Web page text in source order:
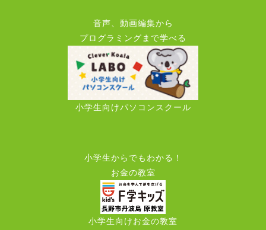
音声、動画編集から
プログラミングまで学べる
小学生向けパソコンスクール
小学生からでもわかる！
お金の教室
小学生向けお金の教室